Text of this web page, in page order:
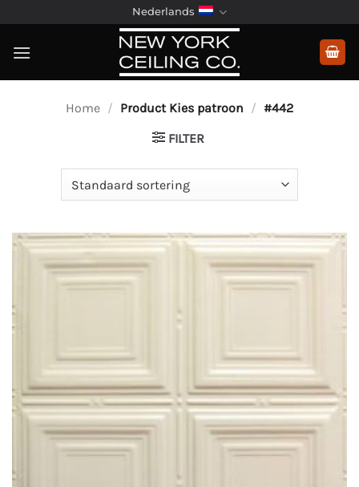
naar
inhoud
Nederlands
Home / Product Kies patroon / #442
FILTER